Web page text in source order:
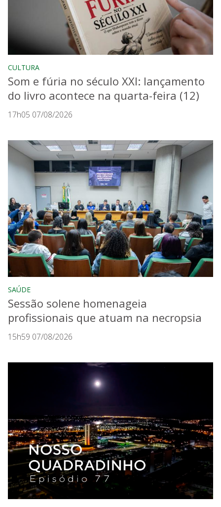
CULTURA
Som e fúria no século XXI: lançamento
do livro acontece na quarta-feira (12)
17h05 07/08/2026
SAÚDE
Sessão solene homenageia
profissionais que atuam na necropsia
15h59 07/08/2026